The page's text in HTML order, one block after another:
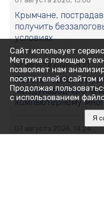
Крымчане,
получить
условиях
07 августа 2026, 14:51
Пенсионерка из
международного
компьютерному
07 августа 2026, 14:24
Сайт использует
Метрика с помощью
позволяет нам
посетителей с сайтом
Продолжая
с использованием
Я